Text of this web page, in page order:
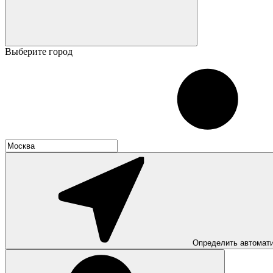
Выберите город
Определить